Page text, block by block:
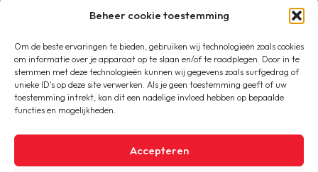
Beheer cookie toestemming
Om de beste ervaringen te bieden, gebruiken wij technologieën zoals cookies
om informatie over je apparaat op te slaan en/of te raadplegen. Door in te
stemmen met deze technologieën kunnen wij gegevens zoals surfgedrag of
unieke ID's op deze site verwerken. Als je geen toestemming geeft of uw
toestemming intrekt, kan dit een nadelige invloed hebben op bepaalde
functies en mogelijkheden.
Accepteren
ledenadministratie@afc.nl
Copyright © 2020-2026 AFC